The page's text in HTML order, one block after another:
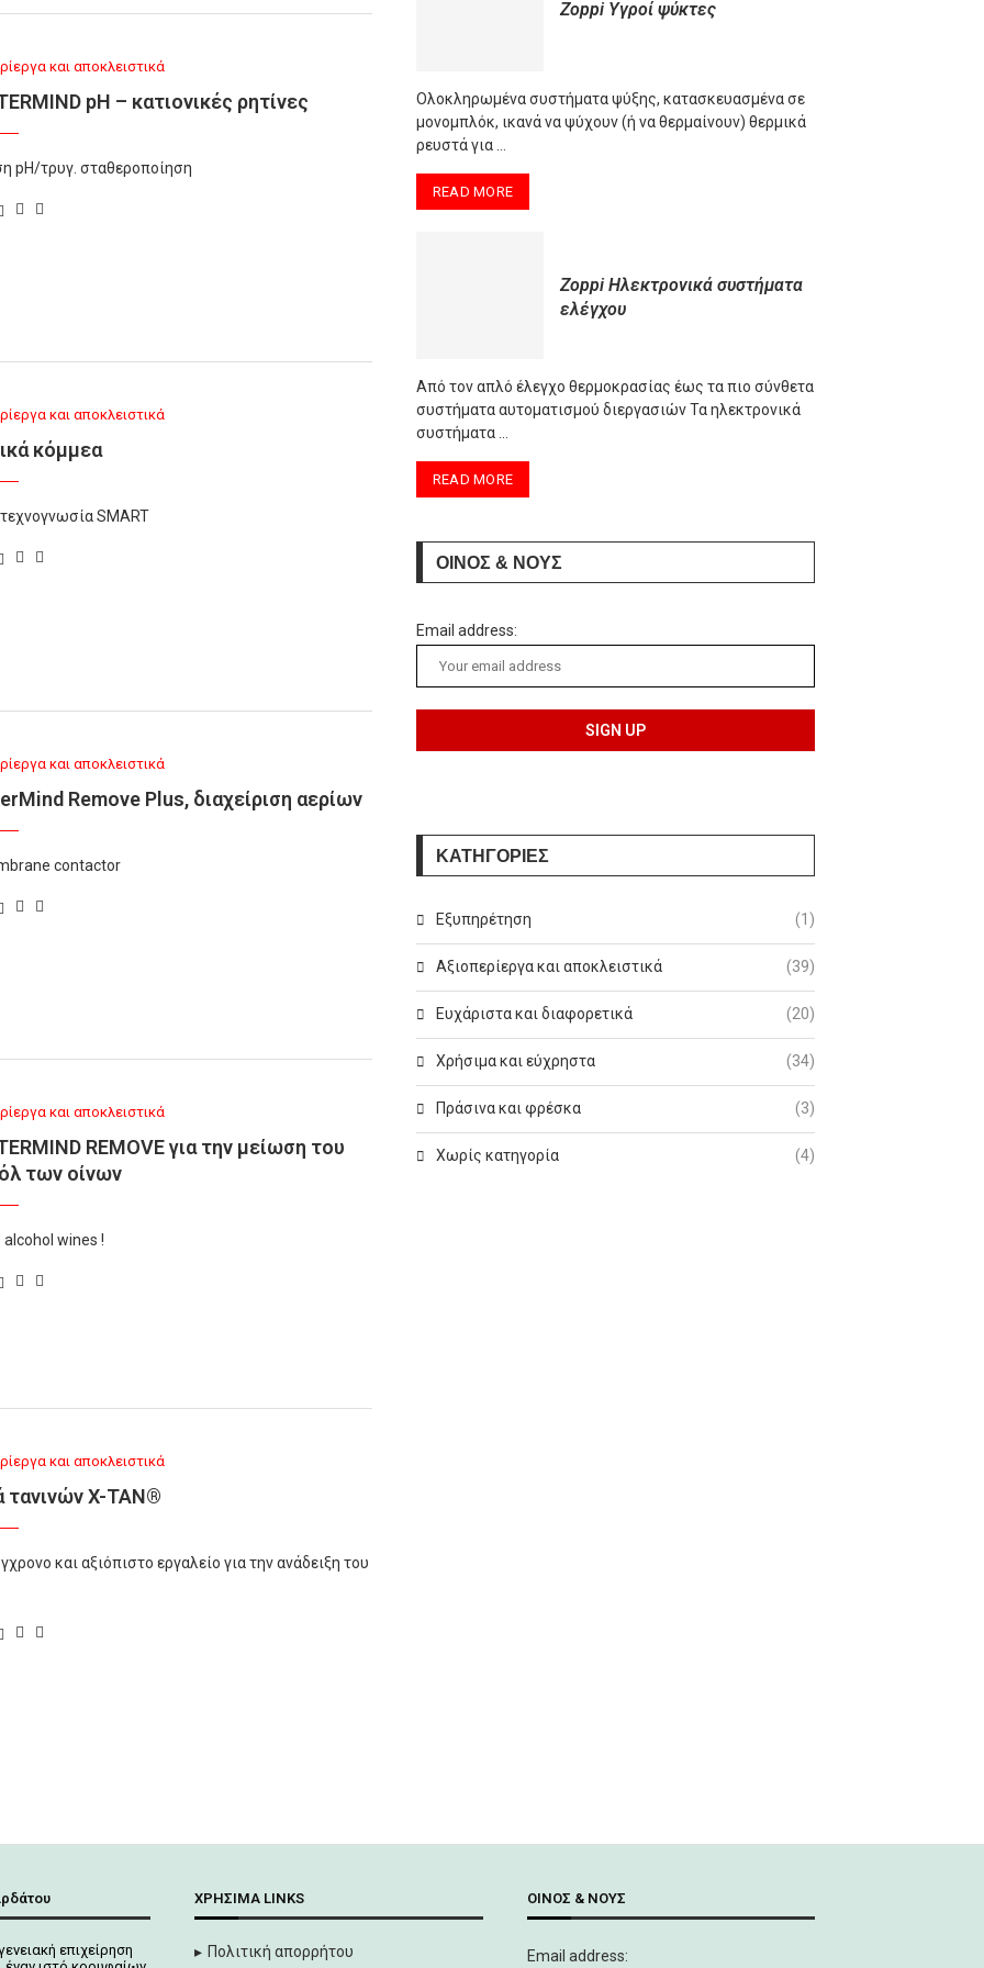
και αποκλειστικά
pH – κατιονικές ρητίνες
pΗ/τρυγ. σταθεροποίηση
και αποκλειστικά
κόμμεα
SMART
και αποκλειστικά
Remove Plus, διαχείριση αερίων
contactor
και αποκλειστικά
REMOVE για την μείωση του
των οίνων
wines !
και αποκλειστικά
τανινών X-TAN®
και αξιόπιστο εργαλείο για την ανάδειξη του
Zoppi Υγροί ψύκτες
Oλοκληρωμένα συστήματα ψύξης, κατασκευασμένα σε
μονομπλόκ, ικανά να ψύχουν (ή να θερμαίνουν) θερμικά
ρευστά για …
READ MORE
Zoppi Ηλεκτρονικά συστήματα
ελέγχου
Από τον απλό έλεγχο θερμοκρασίας έως τα πιο σύνθετα
συστήματα αυτοματισμού διεργασιών Τα ηλεκτρονικά
συστήματα …
READ MORE
ΟΙΝΟΣ & ΝΟΥΣ
Email address:
ΚΑΤΗΓΟΡΙΕΣ
Εξυπηρέτηση (1)
Αξιοπερίεργα και αποκλειστικά (39)
Ευχάριστα και διαφορετικά (20)
Χρήσιμα και εύχρηστα (34)
Πράσινα και φρέσκα (3)
Χωρίς κατηγορία (4)
επιχείρηση
ΧΡΉΣΙΜΑ LINKS
Πολιτική απορρήτου
ΟΊΝΟΣ & ΝΟΥΣ
Email address: